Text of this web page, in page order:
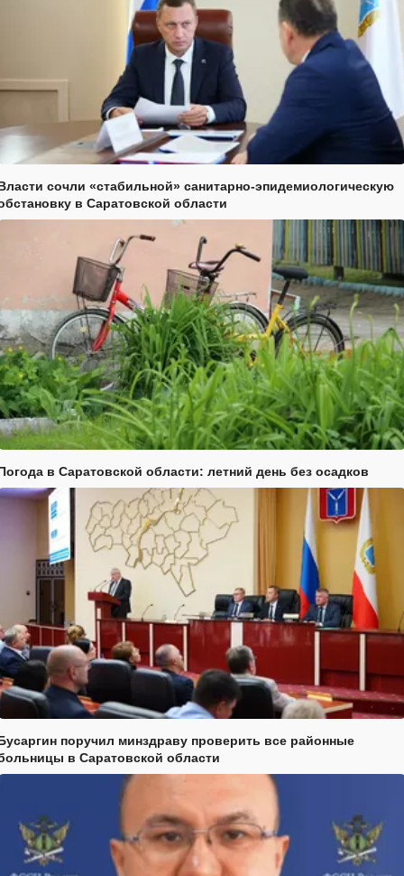
сочли «стабильной» санитарно-эпидемиологическую
в Саратовской области
в Саратовской области: летний день без осадков
поручил минздраву проверить все районные
в Саратовской области